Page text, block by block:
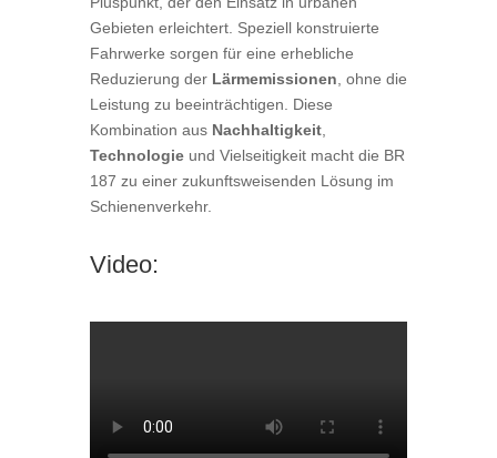
Gebieten erleichtert. Speziell konstruierte
Fahrwerke sorgen für eine erhebliche
Reduzierung der Lärmemissionen , ohne die
Leistung zu beeinträchtigen. Diese
Kombination aus Nachhaltigkeit,
Technologieund Vielseitigkeit macht die BR
187 zu einer zukunftsweisenden Lösung im
Schienenverkehr.
Video: